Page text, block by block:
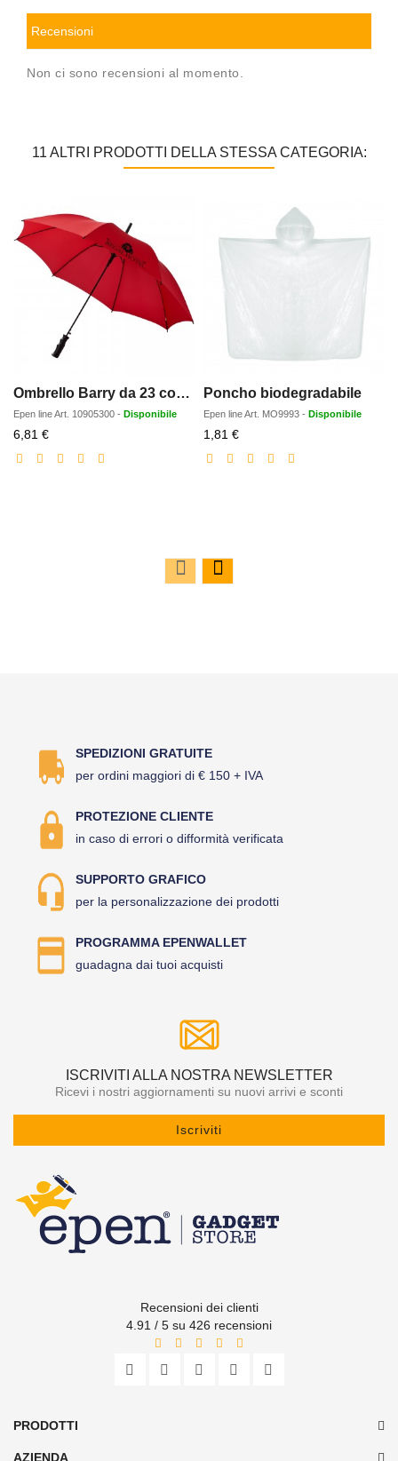
Recensioni
Non ci sono recensioni al momento.
11 ALTRI PRODOTTI DELLA STESSA CATEGORIA:
Ombrello Barry da 23 con apertura automatica
Epen lineArt. 10905300 - Disponibile
6,81 €Prezzo
scontato
Poncho biodegradabile
Epen lineArt. MO9993 - Disponibile
1,81 €Prezzo
scontato
SPEDIZIONI GRATUITE
per ordini maggiori di € 150 + IVA
PROTEZIONE CLIENTE
in caso di errori o difformità verificata
SUPPORTO GRAFICO
per la personalizzazione dei prodotti
PROGRAMMA EPENWALLET
guadagna dai tuoi acquisti
ISCRIVITI ALLA NOSTRA NEWSLETTER
Ricevi i nostri aggiornamenti su nuovi arrivi e sconti
Iscriviti
Recensioni dei clienti
4.91 / 5 su 426 recensioni
PRODOTTI
AZIENDA